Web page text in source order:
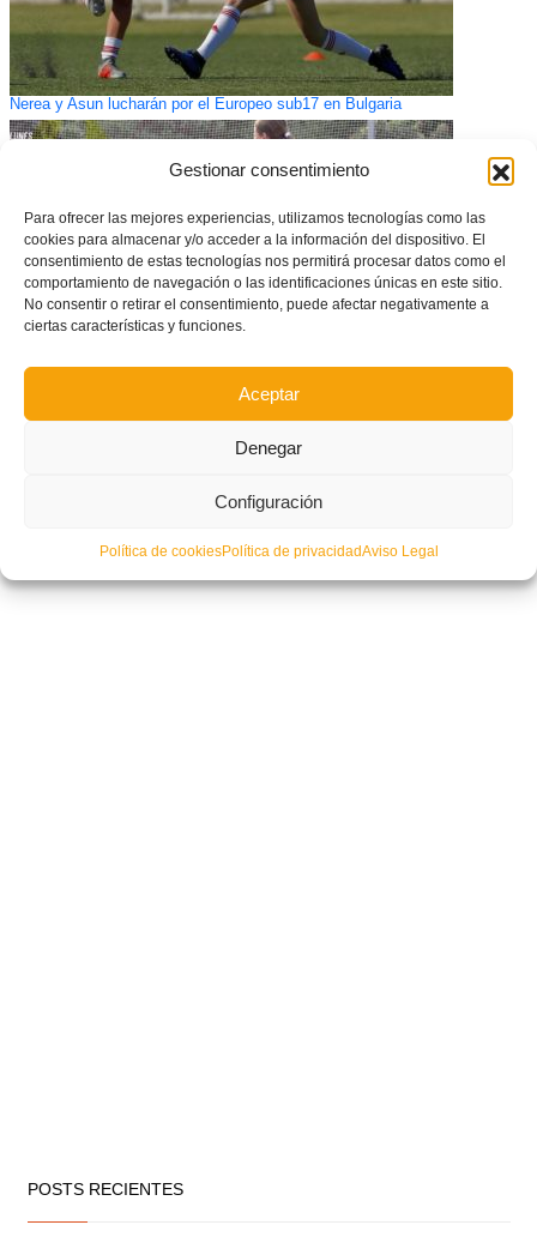
Gestionar consentimiento
Para ofrecer las mejores experiencias, utilizamos tecnologías como las
cookies para almacenar y/o acceder a la información del dispositivo. El
consentimiento de estas tecnologías nos permitirá procesar datos como el
comportamiento de navegación o las identificaciones únicas en este sitio.
No consentir o retirar el consentimiento, puede afectar negativamente a
ciertas características y funciones.
Aceptar
Denegar
Configuración
Política de cookiesPolítica de privacidadAviso Legal
Nerea y Asun lucharán por el Europeo sub17 en Bulgaria
Apúntate al Clínic de futsal Valenta en el Colegio Santa Ana de València el
POSTS RECIENTES